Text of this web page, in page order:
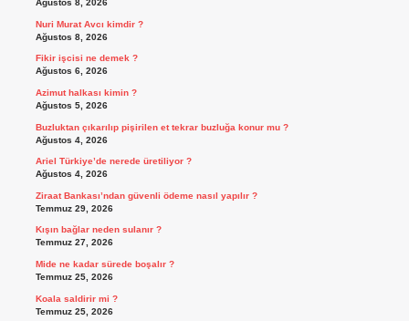
Ağustos 8, 2026
Nuri Murat Avcı kimdir ?
Ağustos 8, 2026
Fikir işcisi ne demek ?
Ağustos 6, 2026
Azimut halkası kimin ?
Ağustos 5, 2026
Buzluktan çıkarılıp pişirilen et tekrar buzluğa konur mu ?
Ağustos 4, 2026
Ariel Türkiye’de nerede üretiliyor ?
Ağustos 4, 2026
Ziraat Bankası’ndan güvenli ödeme nasıl yapılır ?
Temmuz 29, 2026
Kışın bağlar neden sulanır ?
Temmuz 27, 2026
Mide ne kadar sürede boşalır ?
Temmuz 25, 2026
Koala saldirir mi ?
Temmuz 25, 2026